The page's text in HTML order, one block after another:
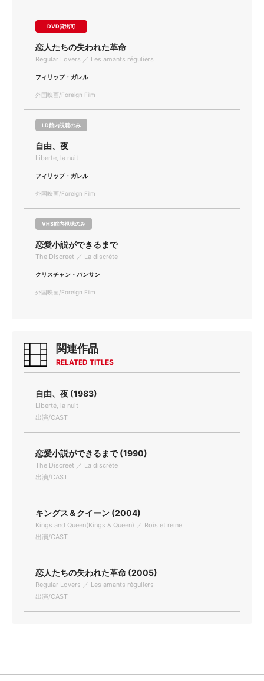
DVD貸出可
恋人たちの失われた革命
Regular Lovers ／ Les amants réguliers
フィリップ・ガレル
外国映画/Foreign Film
LD館内視聴のみ
自由、夜
Liberte, la nuit
フィリップ・ガレル
外国映画/Foreign Film
VHS館内視聴のみ
恋愛小説ができるまで
The Discreet ／ La discrète
クリスチャン・バンサン
外国映画/Foreign Film
関連作品
RELATED TITLES
自由、夜 (1983)
Liberté, la nuit
出演/CAST
恋愛小説ができるまで (1990)
The Discreet ／ La discrète
出演/CAST
キングス＆クイーン (2004)
Kings and Queen(Kings & Queen) ／ Rois et reine
出演/CAST
恋人たちの失われた革命 (2005)
Regular Lovers ／ Les amants réguliers
出演/CAST